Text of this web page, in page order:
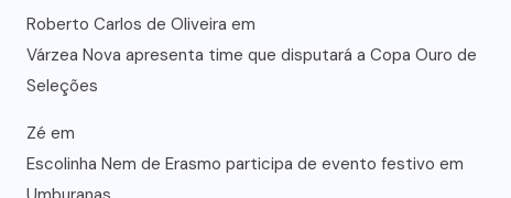
Roberto Carlos de Oliveira em
Várzea Nova apresenta time que disputará a Copa Ouro de
Seleções
Zé em
Escolinha Nem de Erasmo participa de evento festivo em